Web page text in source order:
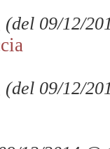
(del 09/12/
(del 09/12/